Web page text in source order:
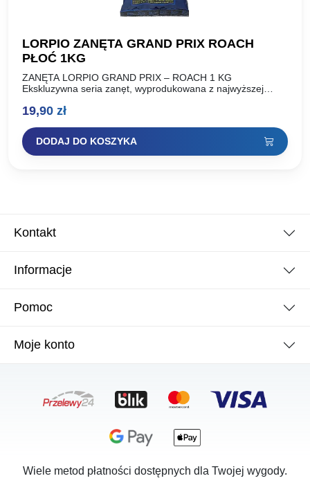
LORPIO ZANĘTA GRAND PRIX ROACH
PŁOĆ 1KG
ZANĘTA LORPIO GRAND PRIX – ROACH 1 KG
Ekskluzywna seria zanęt, wyprodukowana z najwyższej
Piotra Lorenca, Mistrza Europy, indywidualnego
19,90 zł
DODAJ DO KOSZYKA
Kontakt
Informacje
Pomoc
Moje konto
Wiele metod płatności dostępnych dla Twojej wygody.